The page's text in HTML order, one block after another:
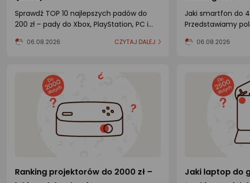
Sprawdź TOP 10 najlepszych padów do
200 zł – pady do Xbox, PlayStation, PC i
06.08.2026 CZYTAJ DALEJ
Jaki smartfon do
Przedstawiamy
06.08.2026
Ranking projektorów do 2000 zł –
Jaki laptop do